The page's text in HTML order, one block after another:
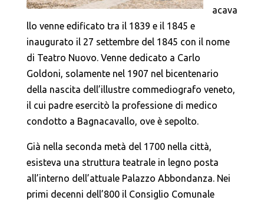
acava
llo venne edificato tra il 1839 e il 1845 e
inaugurato il 27 settembre del 1845 con il nome
di Teatro Nuovo. Venne dedicato a Carlo
Goldoni, solamente nel 1907 nel bicentenario
della nascita dell’illustre commediografo veneto,
il cui padre esercitò la professione di medico
condotto a Bagnacavallo, ove è sepolto.
Già nella seconda metà del 1700 nella città,
esisteva una struttura teatrale in legno posta
all’interno dell’attuale Palazzo Abbondanza. Nei
primi decenni dell’800 il Consiglio Comunale